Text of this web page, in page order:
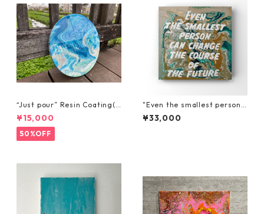
“Just pour” Resin Coating(0
1) "Pouring on a Round canv
as"-30cm x 30cm
¥15,000
50%OFF
"Even the smallest person c
an change the course of th
e future."
¥33,000